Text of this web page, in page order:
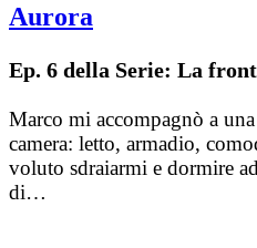
Aurora
Ep. 6 della Serie: La
Marco mi accompagnò a
camera: letto, armadio,
voluto sdraiarmi e dormire
di…